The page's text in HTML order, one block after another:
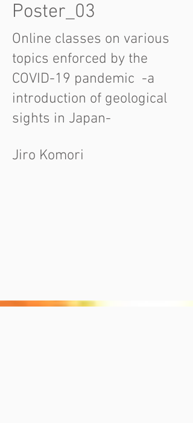
Poster_03
Online classes on various
topics enforced by the
COVID-19 pandemic -a
introduction of geological
sights in Japan-
Jiro Komori